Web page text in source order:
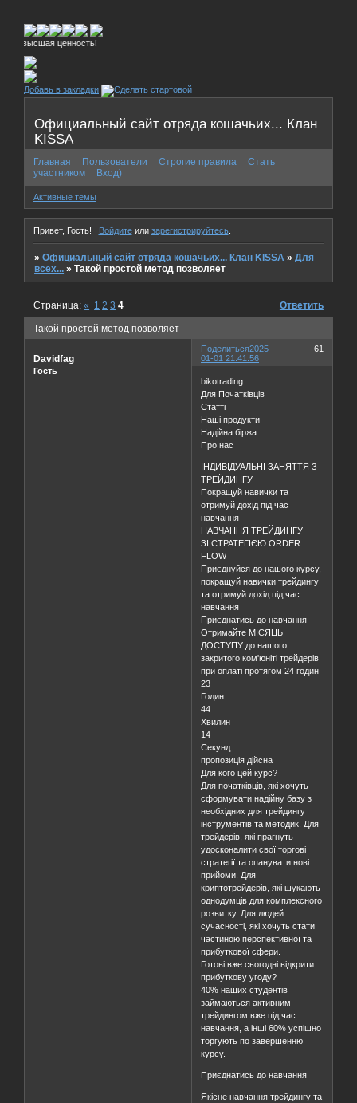
ценность!
Добавь в закладки
Официальный сайт отряда кошачьих... Клан
KISSA
Главная Пользователи Строгие правила
Стать
участником
Вход)
Активные темы
Привет, Гость! Войдитеили зарегистрируйтесь.
»Официальный сайт отряда кошачьих... Клан KISSA »Для
всех... »Такой простой метод позволяет
Такой простой метод позволяет
Страница:« 1 2 3 4 Ответить
Поделиться 61
2025-
01-01 21:41:56
Davidfag
Гость
bikotrading
Для Початківців
Статті
Наші продукти
Надійна біржа
Про нас
ІНДИВІДУАЛЬНІ ЗАНЯТТЯ З
ТРЕЙДИНГУ
Покращуй навички та
отримуй дохід під час
навчання
НАВЧАННЯ ТРЕЙДИНГУ
ЗІ СТРАТЕГІЄЮ ORDER
FLOW
Приєднуйся до нашого курсу,
покращуй навички трейдингу
та отримуй дохід під час
навчання
Приєднатись до навчання
Отримайте МІСЯЦЬ
ДОСТУПУ до нашого
закритого ком'юніті трейдерів
при оплаті протягом 24 годин
23
Годин
44
Хвилин
14
Секунд
пропозиція дійсна
Для кого цей курс?
Для початківців, які хочуть
сформувати надійну базу з
необхідних для трейдингу
інструментів та методик. Для
трейдерів, які прагнуть
удосконалити свої торгові
стратегії та опанувати нові
прийоми. Для
криптотрейдерів, які шукають
однодумців для комплексного
розвитку. Для людей
сучасності, які хочуть стати
частиною перспективної та
прибуткової сфери.
Готові вже сьогодні відкрити
прибуткову угоду?
40% наших студентів
займаються активним
трейдингом вже під час
навчання, а інші 60% успішно
торгують по завершенню
курсу.
Приєднатись до навчання
Якісне навчання трейдингу та